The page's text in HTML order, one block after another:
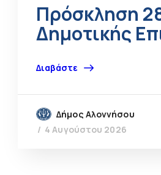
Πρόσκληση
Δημοτικής
Διαβάστε
Δήμος Αλοννήσου
4 Αυγούστου 2026